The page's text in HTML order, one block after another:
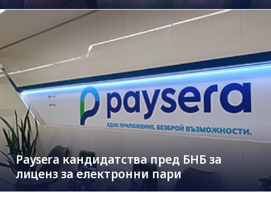
Paysera кандидатства пред БНБ за
лиценз за електронни пари